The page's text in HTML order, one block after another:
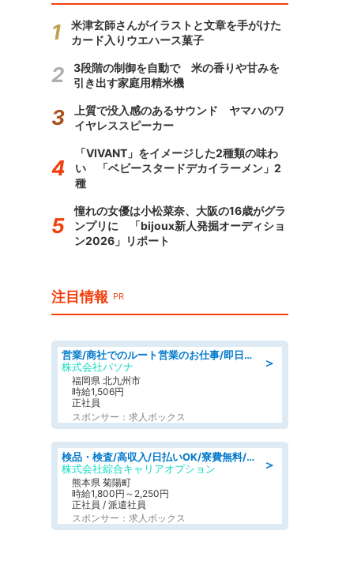
米津玄師さんがイラストと文章を手がけた
カード入りウエハース菓子
3段階の制御を自動で 米の香りや甘みを
引き出す家庭用精米機
上質で没入感のあるサウンド ヤマハのワ
イヤレススピーカー
「VIVANT」をイメージした2種類の味わ
い 「ベビースタードデカイラーメン」2
種
憧れの女優は小松菜奈、大阪の16歳がグラ
ンプリに 「bijoux新人発掘オーディショ
ン2026」リポート
注目情報 PR
＞
営業/商社でのルート営業のお仕事/即日勤務可/車通勤可/営業
株式会社パソナ
福岡県 北九州市
時給1,506円
正社員
スポンサー：求人ボックス
＞
検品・検査/高収入/日払いOK/寮費無料/日勤/20・30・40代活躍中
株式会社綜合キャリアオプション
熊本県 菊陽町
時給1,800円～2,250円
正社員 / 派遣社員
スポンサー：求人ボックス